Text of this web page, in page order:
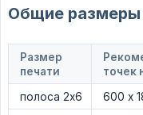
Общие размеры
Размер
печати
точек
полоса 2х6
600 х